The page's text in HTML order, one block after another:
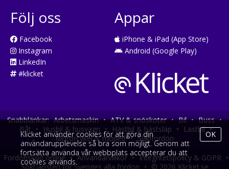
Följ oss
Facebook
Instagram
LinkedIn
#klicket
Appar
iPhone & iPad (App Store)
Android (Google Play)
Snabblänkar: Arbetsmaskin • ATV & snöskoter • Bil • Buss •
Båt • Husbil & husvagn • Hästbil & hästsläp • Lastbil •
Motorcykel & moped • Släpfordon
Fordonsköp online • Användarvillkor • Integritetspolicy & GDPR •
Söktjänsten för Sveriges alla fordon • © 2026 Klicket.se
Klicket använder cookies för att göra din
användarupplevelse så bra som möjligt. Genom att
fortsätta använda vår webbplats accepterar du att
cookies används.
OK